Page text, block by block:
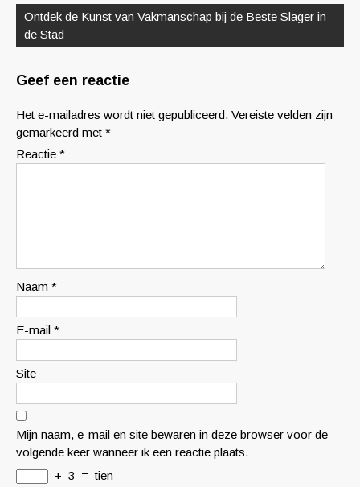
Ontdek de Kunst van Vakmanschap bij de Beste Slager in
de Stad
Geef een reactie
Het e-mailadres wordt niet gepubliceerd. Vereiste velden zijn
gemarkeerd met *
Reactie *
Naam *
E-mail *
Site
Mijn naam, e-mail en site bewaren in deze browser voor de
volgende keer wanneer ik een reactie plaats.
+ 3 = tien